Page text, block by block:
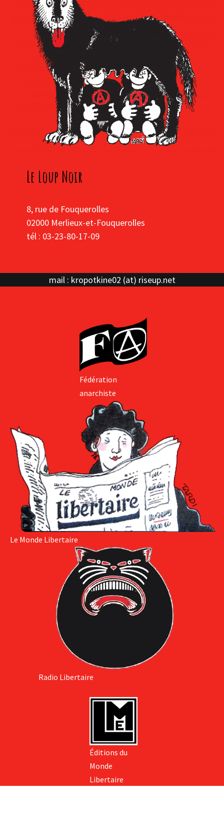
Le Loup Noir
8, rue de Fouquerolles
02000 Merlieux-et-Fouquerolles
tél : 03-23-80-17-09
mail : kropotkine02 (at) riseup.net
Fédération
anarchiste
Le Monde Libertaire
Radio Libertaire
Éditions du
Monde
Libertaire